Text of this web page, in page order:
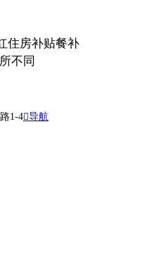
住房补贴餐补
不同
1-4导航